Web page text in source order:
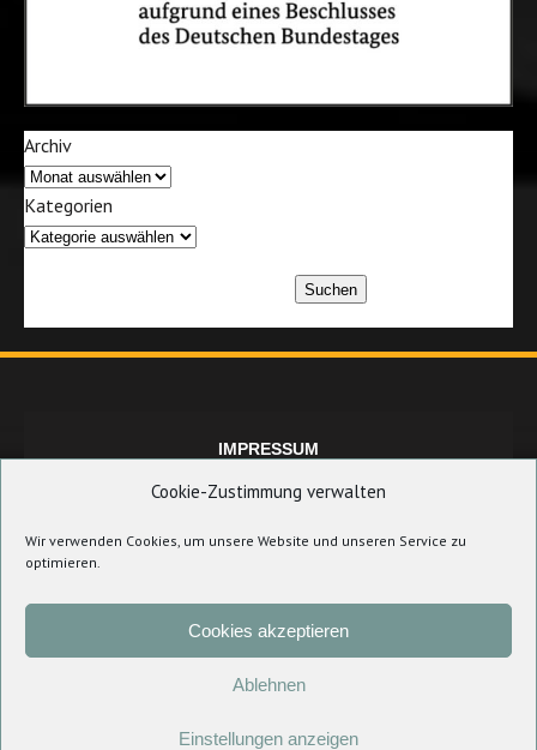
Cookie-Zustimmung verwalten
Wir verwenden Cookies, um unsere Website und unseren Service zu
optimieren.
Cookies akzeptieren
Ablehnen
Einstellungen anzeigen
Archiv
Kategorien
Suchen
IMPRESSUM
DATENSCHUTZERKLÄRUNG
COOKIE-RICHTLINIE (EU)